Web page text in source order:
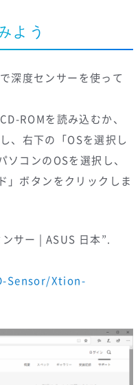
よう
深度センサーを使って
ROMを読み込むか、
、右下の「OSを選択し
コンのOSを選択し、
」ボタンをクリックしま
サー | ASUS 日本”.
Sensor/Xtion-